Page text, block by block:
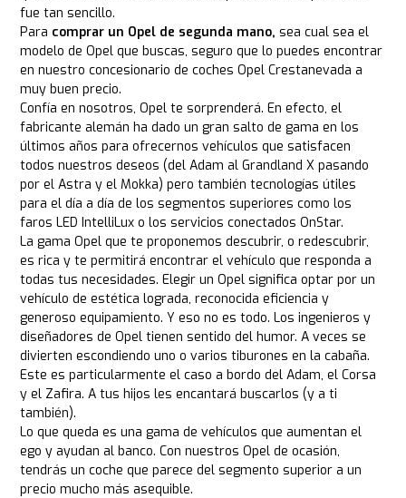
fue tan sencillo.
Para comprar un Opel de segunda mano, sea cual sea el
modelo de Opel que buscas, seguro que lo puedes encontrar
en nuestro concesionario de coches Opel Crestanevada a
muy buen precio.
Confía en nosotros, Opel te sorprenderá. En efecto, el
fabricante alemán ha dado un gran salto de gama en los
últimos años para ofrecernos vehículos que satisfacen
todos nuestros deseos (del Adam al Grandland X pasando
por el Astra y el Mokka) pero también tecnologías útiles
para el día a día de los segmentos superiores como los
faros LED IntelliLux o los servicios conectados OnStar.
La gama Opel que te proponemos descubrir, o redescubrir,
es rica y te permitirá encontrar el vehículo que responda a
todas tus necesidades. Elegir un Opel significa optar por un
vehículo de estética lograda, reconocida eficiencia y
generoso equipamiento. Y eso no es todo. Los ingenieros y
diseñadores de Opel tienen sentido del humor. A veces se
divierten escondiendo uno o varios tiburones en la cabaña.
Este es particularmente el caso a bordo del Adam, el Corsa
y el Zafira. A tus hijos les encantará buscarlos (y a ti
también).
Lo que queda es una gama de vehículos que aumentan el
ego y ayudan al banco. Con nuestros Opel de ocasión,
tendrás un coche que parece del segmento superior a un
precio mucho más asequible.